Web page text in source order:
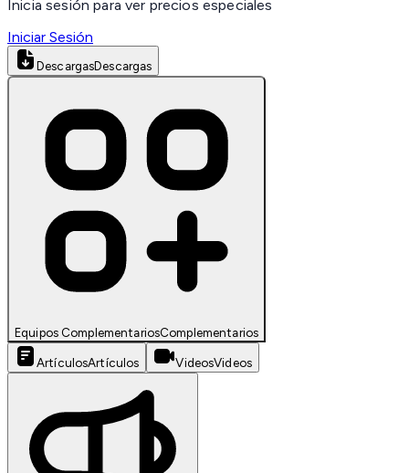
Inicia sesión para ver precios especiales
Iniciar Sesión
DescargasDescargas
Equipos ComplementariosComplementarios
ArtículosArtículos VideosVideos